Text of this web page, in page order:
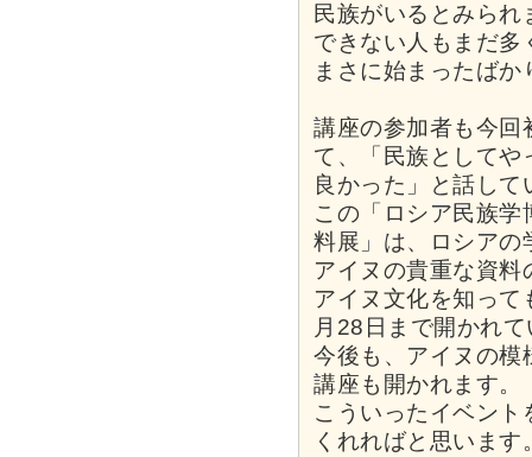
民族がいるとみら
できない人もまだ多
まさに始まったばか
講座の参加者も今回
て、「民族としてや
良かった」と話して
この「ロシア民族
料展」は、ロシアの
アイヌの貴重な資料
アイヌ文化を知って
月28日まで開かれ
今後も、アイヌの模
講座も開かれます。
こういったイベン
くれればと思います